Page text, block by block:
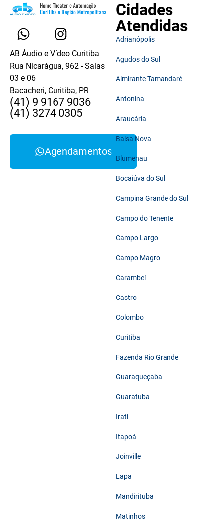
AB Áudio e Vídeo Curitiba
Rua Nicarágua, 962 - Salas
03 e 06
Bacacheri, Curitiba, PR
(41) 9 9167 9036
(41) 3274 0305
Agendamentos
Cidades
Atendidas
Adrianópolis
Agudos do Sul
Almirante Tamandaré
Antonina
Araucária
Balsa Nova
Blumenau
Bocaiúva do Sul
Campina Grande do Sul
Campo do Tenente
Campo Largo
Campo Magro
Carambeí
Castro
Colombo
Curitiba
Fazenda Rio Grande
Guaraqueçaba
Guaratuba
Irati
Itapoá
Joinville
Lapa
Mandirituba
Matinhos